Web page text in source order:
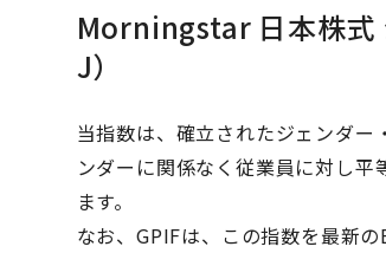
Morningstar 日本株式
J）
当指数は、確立されたジェンダ
ンダーに関係なく従業員に対し
ます。
なお、GPIFは、この指数を最新